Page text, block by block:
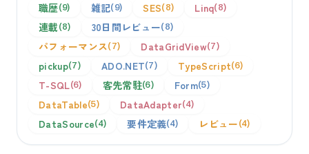
職歴 9 雑記 9 SES 8 Linq 8
連載 8 30日間レビュー 8
パフォーマンス 7 DataGridView 7
pickup 7 ADO.NET 7 TypeScript 6
T-SQL 6 客先常駐 6 Form 5
DataTable 5 DataAdapter 4
DataSource 4 要件定義 4 レビュー 4